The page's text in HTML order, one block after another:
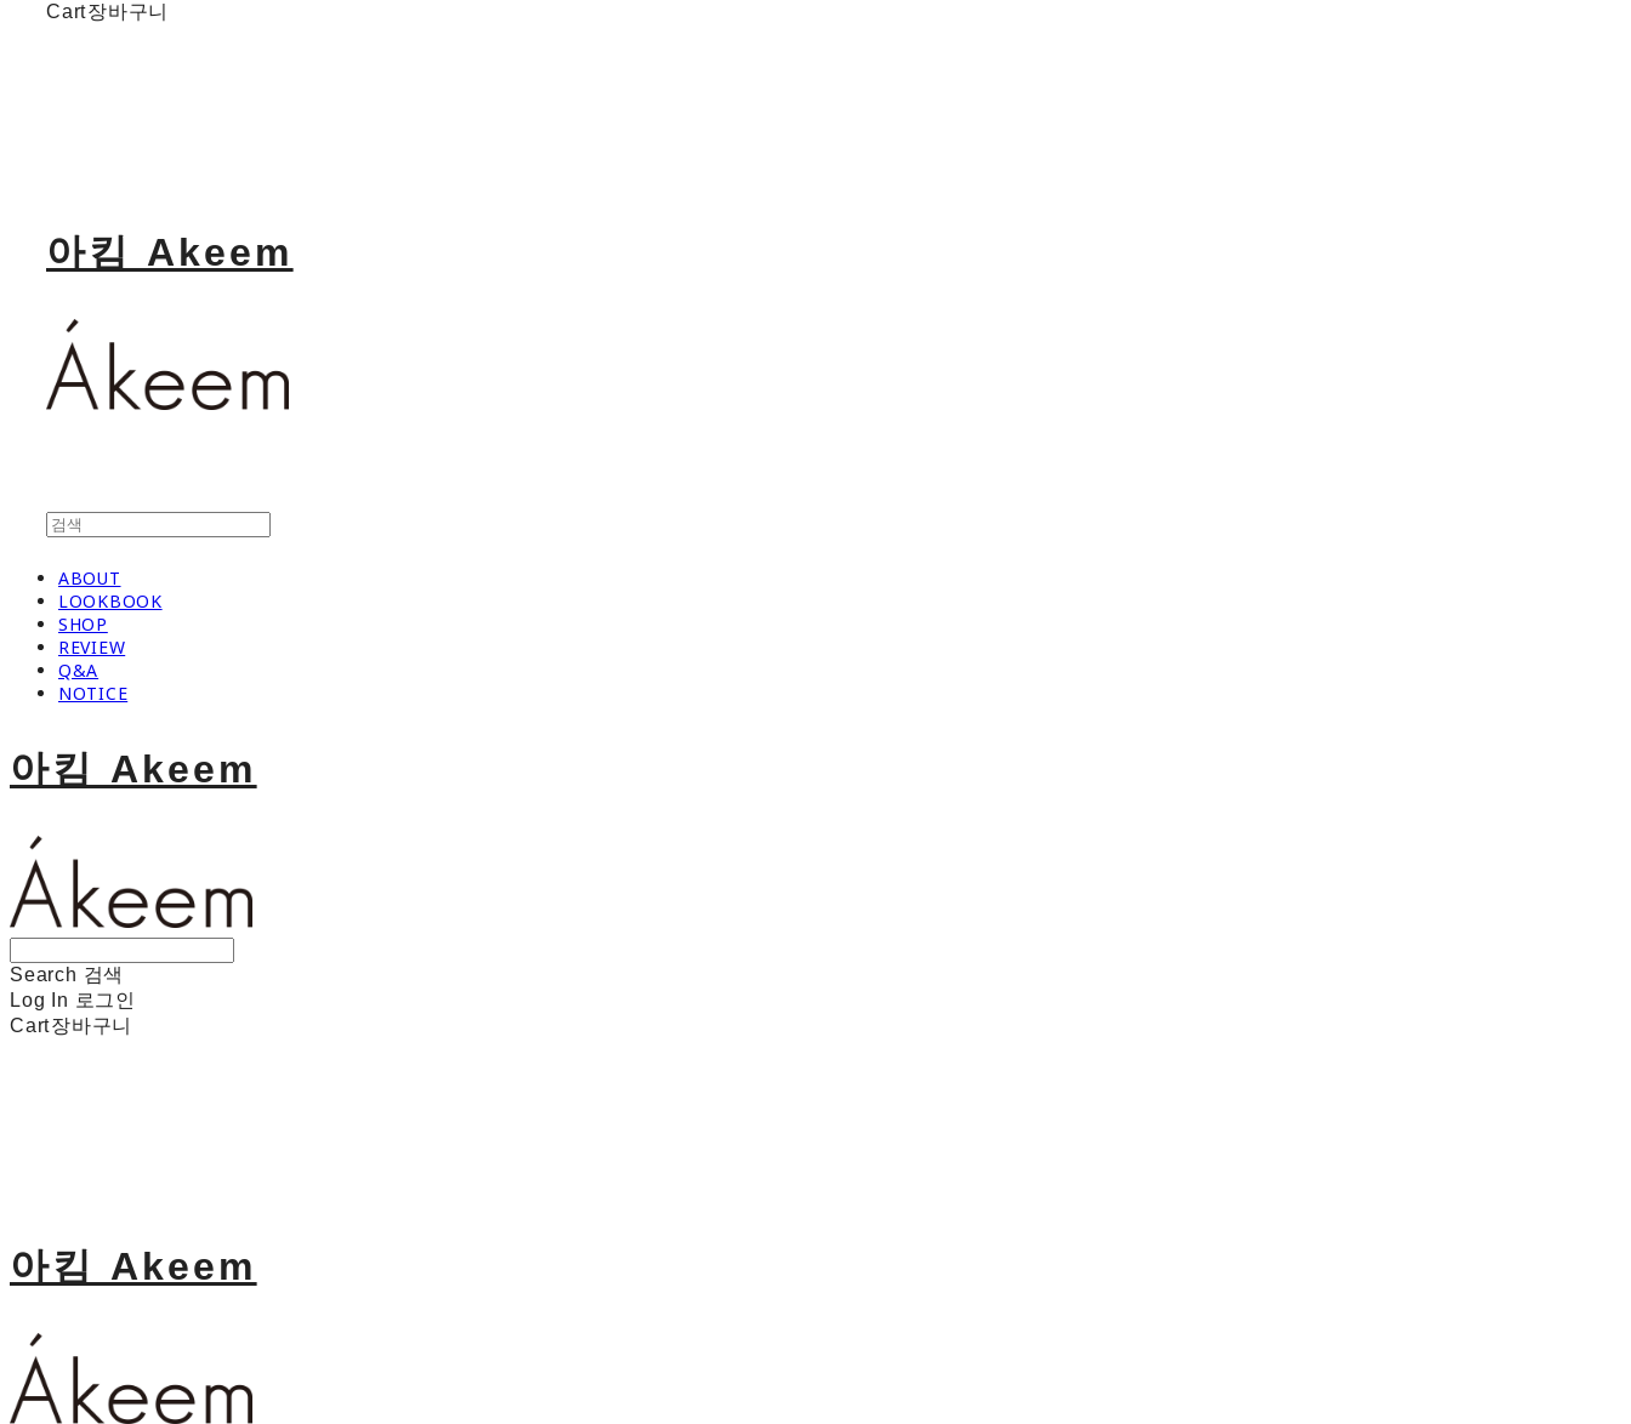
Cart장바구니
아킴 Akeem
ABOUT
LOOKBOOK
SHOP
REVIEW
Q&A
NOTICE
아킴 Akeem
Search 검색
Log In 로그인
Cart장바구니
아킴 Akeem